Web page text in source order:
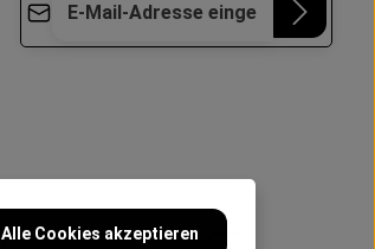
gelesen und bin mit ihnen
Alle Cookies akzeptieren